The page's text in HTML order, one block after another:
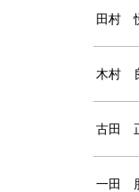
田村
木村
古田
一田